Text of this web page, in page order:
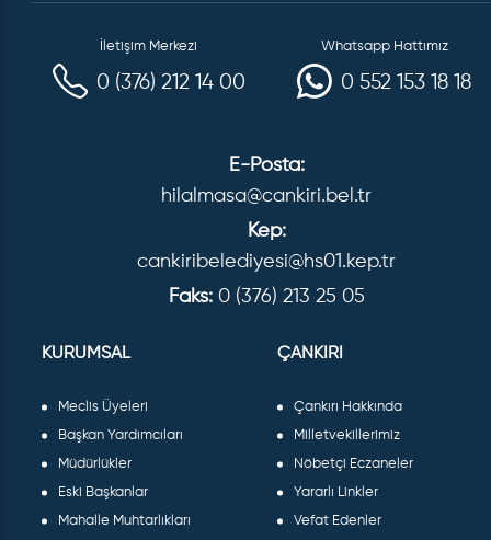
İletişim Merkezi
0 (376) 212 14 00
Whatsapp Hattımız
0 552 153 18 18
E-Posta:
hilalmasa@cankiri.bel.tr
Kep:
cankiribelediyesi@hs01.kep.tr
Faks: 0 (376) 213 25 05
KURUMSAL
Meclis Üyeleri
Başkan Yardımcıları
Müdürlükler
Eski Başkanlar
Mahalle Muhtarlıkları
ÇANKIRI
Çankırı Hakkında
Milletvekillerimiz
Nöbetçi Eczaneler
Yararlı Linkler
Vefat Edenler